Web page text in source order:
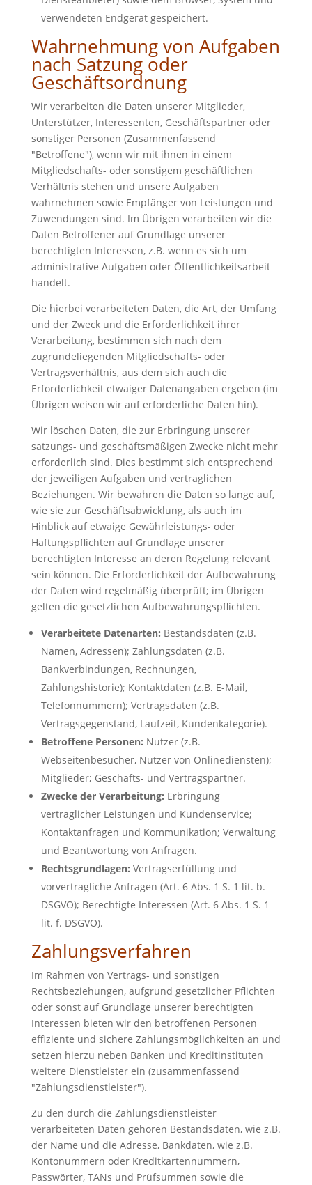
verwendeten Endgerät gespeichert.
Wahrnehmung von Aufgaben
nach Satzung oder
Geschäftsordnung
Wir verarbeiten die Daten unserer Mitglieder,
Unterstützer, Interessenten, Geschäftspartner oder
sonstiger Personen (Zusammenfassend
"Betroffene"), wenn wir mit ihnen in einem
Mitgliedschafts- oder sonstigem geschäftlichen
Verhältnis stehen und unsere Aufgaben
wahrnehmen sowie Empfänger von Leistungen und
Zuwendungen sind. Im Übrigen verarbeiten wir die
Daten Betroffener auf Grundlage unserer
berechtigten Interessen, z.B. wenn es sich um
administrative Aufgaben oder Öffentlichkeitsarbeit
handelt.
Die hierbei verarbeiteten Daten, die Art, der Umfang
und der Zweck und die Erforderlichkeit ihrer
Verarbeitung, bestimmen sich nach dem
zugrundeliegenden Mitgliedschafts- oder
Vertragsverhältnis, aus dem sich auch die
Erforderlichkeit etwaiger Datenangaben ergeben (im
Übrigen weisen wir auf erforderliche Daten hin).
Wir löschen Daten, die zur Erbringung unserer
satzungs- und geschäftsmäßigen Zwecke nicht mehr
erforderlich sind. Dies bestimmt sich entsprechend
der jeweiligen Aufgaben und vertraglichen
Beziehungen. Wir bewahren die Daten so lange auf,
wie sie zur Geschäftsabwicklung, als auch im
Hinblick auf etwaige Gewährleistungs- oder
Haftungspflichten auf Grundlage unserer
berechtigten Interesse an deren Regelung relevant
sein können. Die Erforderlichkeit der Aufbewahrung
der Daten wird regelmäßig überprüft; im Übrigen
gelten die gesetzlichen Aufbewahrungspflichten.
Verarbeitete Datenarten: Bestandsdaten (z.B.
Namen, Adressen); Zahlungsdaten (z.B.
Bankverbindungen, Rechnungen,
Zahlungshistorie); Kontaktdaten (z.B. E-Mail,
Telefonnummern); Vertragsdaten (z.B.
Vertragsgegenstand, Laufzeit, Kundenkategorie).
Betroffene Personen: Nutzer (z.B.
Webseitenbesucher, Nutzer von Onlinediensten);
Mitglieder; Geschäfts- und Vertragspartner.
Zwecke der Verarbeitung: Erbringung
vertraglicher Leistungen und Kundenservice;
Kontaktanfragen und Kommunikation; Verwaltung
und Beantwortung von Anfragen.
Rechtsgrundlagen: Vertragserfüllung und
vorvertragliche Anfragen (Art. 6 Abs. 1 S. 1 lit. b.
DSGVO); Berechtigte Interessen (Art. 6 Abs. 1 S. 1
lit. f. DSGVO).
Zahlungsverfahren
Im Rahmen von Vertrags- und sonstigen
Rechtsbeziehungen, aufgrund gesetzlicher Pflichten
oder sonst auf Grundlage unserer berechtigten
Interessen bieten wir den betroffenen Personen
effiziente und sichere Zahlungsmöglichkeiten an und
setzen hierzu neben Banken und Kreditinstituten
weitere Dienstleister ein (zusammenfassend
"Zahlungsdienstleister").
Zu den durch die Zahlungsdienstleister
verarbeiteten Daten gehören Bestandsdaten, wie z.B.
der Name und die Adresse, Bankdaten, wie z.B.
Kontonummern oder Kreditkartennummern,
Passwörter, TANs und Prüfsummen sowie die